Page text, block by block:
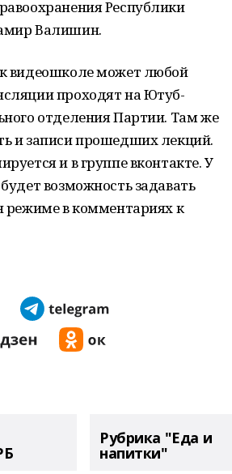
Республики
Валишин.
видеошколе может любой
проходят на Ютуб-
отделения Партии. Там же
и записи прошедших лекций.
и в группе вконтакте. У
возможность задавать
режиме в комментариях к
Рубрика "Еда и
напитки"